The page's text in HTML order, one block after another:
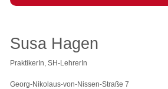
Susa Hagen
PraktikerIn, SH-LehrerIn
Georg-Nikolaus-von-Nissen-Straße 7